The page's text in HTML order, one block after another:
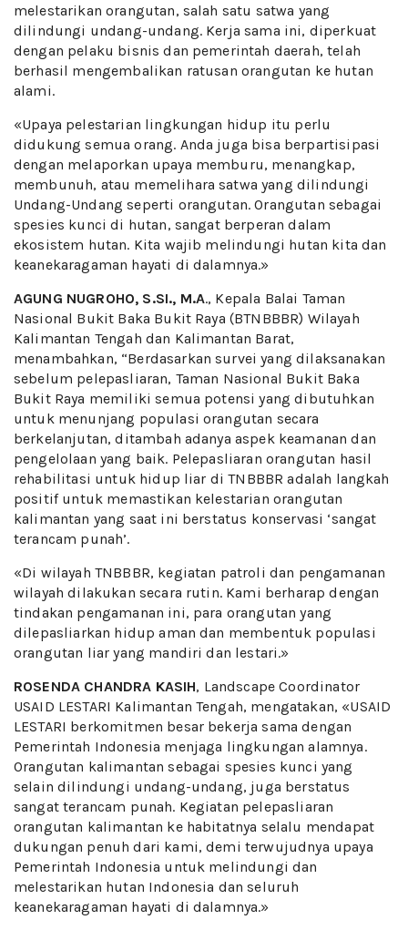
melestarikan orangutan, salah satu satwa yang
dilindungi undang-undang. Kerja sama ini, diperkuat
dengan pelaku bisnis dan pemerintah daerah, telah
berhasil mengembalikan ratusan orangutan ke hutan
alami.
«Upaya pelestarian lingkungan hidup itu perlu
didukung semua orang. Anda juga bisa berpartisipasi
dengan melaporkan upaya memburu, menangkap,
membunuh, atau memelihara satwa yang dilindungi
Undang-Undang seperti orangutan. Orangutan sebagai
spesies kunci di hutan, sangat berperan dalam
ekosistem hutan. Kita wajib melindungi hutan kita dan
keanekaragaman hayati di dalamnya.»
AGUNG NUGROHO, S.SI., M.A., Kepala Balai Taman
Nasional Bukit Baka Bukit Raya (BTNBBBR) Wilayah
Kalimantan Tengah dan Kalimantan Barat,
menambahkan, “Berdasarkan survei yang dilaksanakan
sebelum pelepasliaran, Taman Nasional Bukit Baka
Bukit Raya memiliki semua potensi yang dibutuhkan
untuk menunjang populasi orangutan secara
berkelanjutan, ditambah adanya aspek keamanan dan
pengelolaan yang baik. Pelepasliaran orangutan hasil
rehabilitasi untuk hidup liar di TNBBBR adalah langkah
positif untuk memastikan kelestarian orangutan
kalimantan yang saat ini berstatus konservasi ‘sangat
terancam punah’.
«Di wilayah TNBBBR, kegiatan patroli dan pengamanan
wilayah dilakukan secara rutin. Kami berharap dengan
tindakan pengamanan ini, para orangutan yang
dilepasliarkan hidup aman dan membentuk populasi
orangutan liar yang mandiri dan lestari.»
ROSENDA CHANDRA KASIH, Landscape Coordinator
USAID LESTARI Kalimantan Tengah, mengatakan, «USAID
LESTARI berkomitmen besar bekerja sama dengan
Pemerintah Indonesia menjaga lingkungan alamnya.
Orangutan kalimantan sebagai spesies kunci yang
selain dilindungi undang-undang, juga berstatus
sangat terancam punah. Kegiatan pelepasliaran
orangutan kalimantan ke habitatnya selalu mendapat
dukungan penuh dari kami, demi terwujudnya upaya
Pemerintah Indonesia untuk melindungi dan
melestarikan hutan Indonesia dan seluruh
keanekaragaman hayati di dalamnya.»